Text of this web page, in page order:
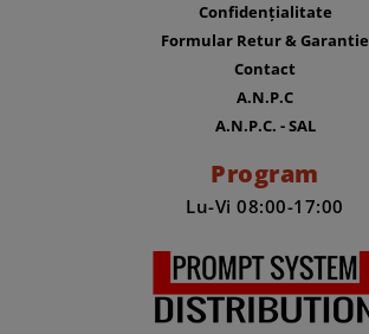
Confidențialitate
Formular Retur & Garantie
Contact
A.N.P.C
A.N.P.C. - SAL
Program
Lu-Vi 08:00-17:00